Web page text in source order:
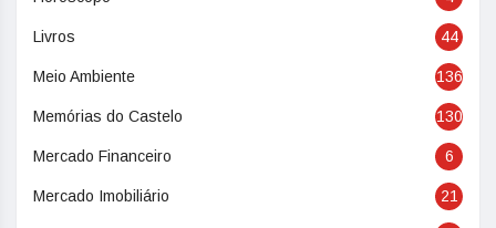
Livros 44
Meio Ambiente 136
Memórias do Castelo 130
Mercado Financeiro 6
Mercado Imobiliário 21